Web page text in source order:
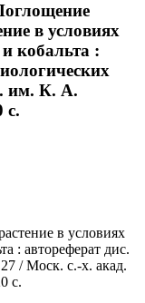
в условиях
кобальта :
им. К. А.
с.
в условиях
: автореферат дис.
/ Моск. с.-х. акад.
с.